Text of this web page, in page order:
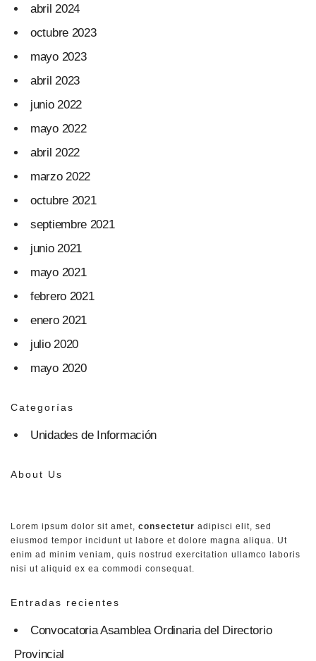
abril 2024
octubre 2023
mayo 2023
abril 2023
junio 2022
mayo 2022
abril 2022
marzo 2022
octubre 2021
septiembre 2021
junio 2021
mayo 2021
febrero 2021
enero 2021
julio 2020
mayo 2020
Categorías
Unidades de Información​
About Us
Lorem ipsum dolor sit amet, consectetur adipisci elit, sed
eiusmod tempor incidunt ut labore et dolore magna aliqua. Ut
enim ad minim veniam, quis nostrud exercitation ullamco laboris
nisi ut aliquid ex ea commodi consequat.
Entradas recientes
Convocatoria Asamblea Ordinaria del Directorio
Provincial